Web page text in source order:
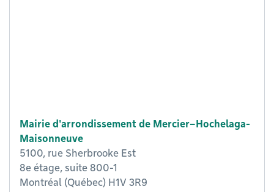
Mairie d'arrondissement de Mercier–Hochelaga-
Maisonneuve
5100, rue Sherbrooke Est
8e étage, suite 800-1
Montréal (Québec) H1V 3R9